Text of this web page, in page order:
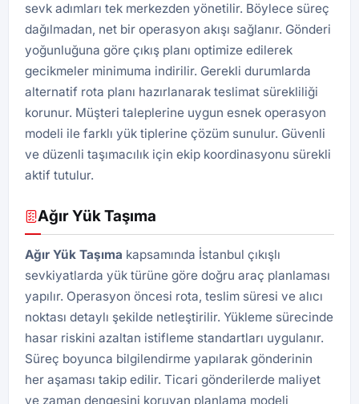
sevk adımları tek merkezden yönetilir. Böylece süreç
dağılmadan, net bir operasyon akışı sağlanır. Gönderi
yoğunluğuna göre çıkış planı optimize edilerek
gecikmeler minimuma indirilir. Gerekli durumlarda
alternatif rota planı hazırlanarak teslimat sürekliliği
korunur. Müşteri taleplerine uygun esnek operasyon
modeli ile farklı yük tiplerine çözüm sunulur. Güvenli
ve düzenli taşımacılık için ekip koordinasyonu sürekli
aktif tutulur.
Ağır Yük Taşıma
Ağır Yük Taşıma kapsamında İstanbul çıkışlı
sevkiyatlarda yük türüne göre doğru araç planlaması
yapılır. Operasyon öncesi rota, teslim süresi ve alıcı
noktası detaylı şekilde netleştirilir. Yükleme sürecinde
hasar riskini azaltan istifleme standartları uygulanır.
Süreç boyunca bilgilendirme yapılarak gönderinin
her aşaması takip edilir. Ticari gönderilerde maliyet
ve zaman dengesini koruyan planlama modeli